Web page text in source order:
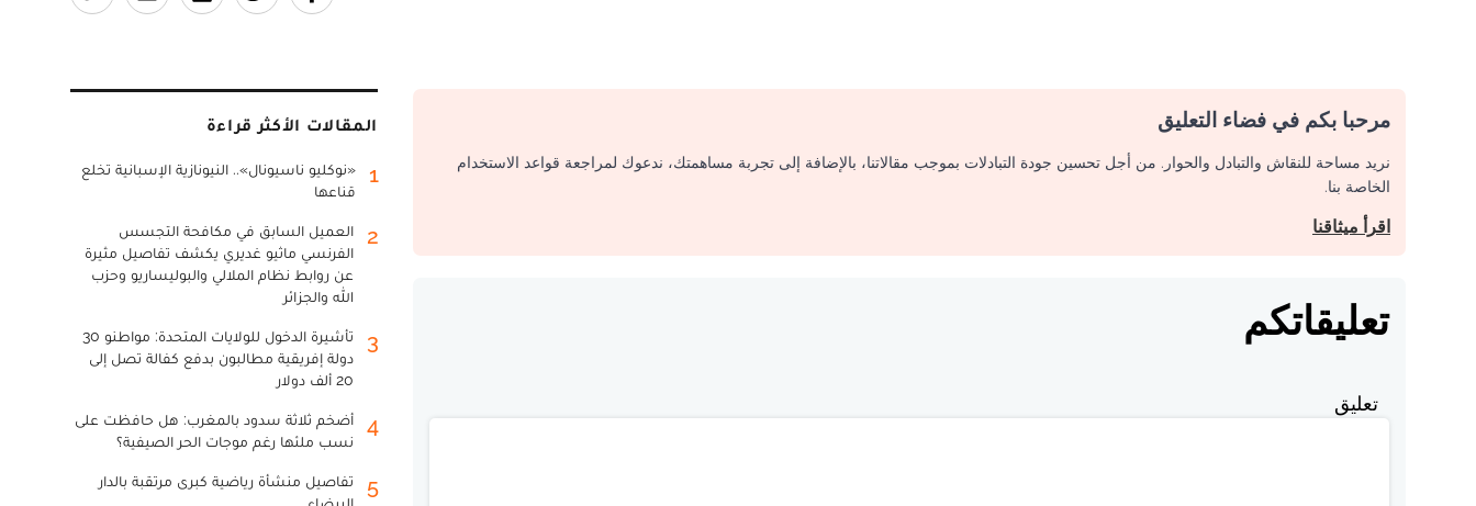
مرحبا بكم في فضاء التعليق
نريد مساحة للنقاش والتبادل والحوار. من أجل تحسين جودة التبادلات بموجب مقالاتنا، بالإضافة إلى تجربة مساهمتك، ندعوك لمراجعة قواعد الاستخدام
الخاصة بنا.
اقرأ ميثاقنا
تعليقاتكم
تعليق
المقالات الأكثر قراءة
1
«نوكليو ناسيونال».. النيونازية الإسبانية تخلع
قناعها
2
العميل السابق في مكافحة التجسس
الفرنسي ماثيو غديري يكشف تفاصيل مثيرة
عن روابط نظام الملالي والبوليساريو وحزب
الله والجزائر
3
تأشيرة الدخول للولايات المتحدة: مواطنو 30
دولة إفريقية مطالبون بدفع كفالة تصل إلى
20 ألف دولار
4
أضخم ثلاثة سدود بالمغرب: هل حافظت على
نسب ملئها رغم موجات الحر الصيفية؟
5
تفاصيل منشأة رياضية كبرى مرتقبة بالدار